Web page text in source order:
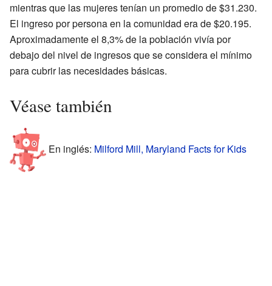
mientras que las mujeres tenían un promedio de $31.230.
El ingreso por persona en la comunidad era de $20.195.
Aproximadamente el 8,3% de la población vivía por
debajo del nivel de ingresos que se considera el mínimo
para cubrir las necesidades básicas.
Véase también
En inglés: Milford Mill, Maryland Facts for Kids